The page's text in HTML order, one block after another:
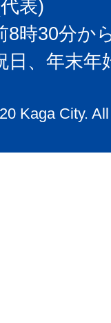
表)
8時30分か
日、年末
Kaga City.